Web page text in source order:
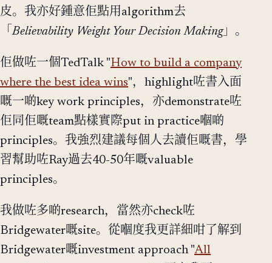
皮。我亦好鍾意佢點用algorithm去
「Believability Weight Your Decision Making」。
佢做咗一個TedTalk "How to build a company
where the best idea wins"，highlight咗書入面
嘅一啲key work principles，亦demonstrate咗
佢同佢嘅team點樣實際put in practice嗰啲
principles。我強烈建議每個人去讀佢嘅書，學
習幫助咗Ray過去40-50年嘅valuable
principles。
我做咗多啲research，當然亦check咗
Bridgewater嘅site。從嗰度我更詳細咁了解到
Bridgewater嘅investment approach "All